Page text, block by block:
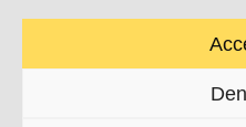
Carrer Casp